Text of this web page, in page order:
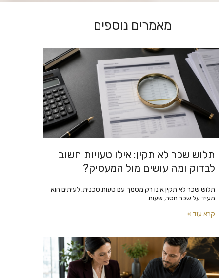
מאמרים נוספים
תלוש שכר לא תקין: אילו טעויות חשוב
לבדוק ומה עושים מול המעסיק?
תלוש שכר לא תקין אינו רק מסמך עם טעות טכנית. לעיתים הוא
מעיד על שכר חסר, שעות
קרא עוד »